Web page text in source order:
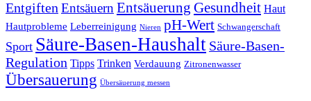
EntgiftenEntsäuernEntsäuerung Gesundheit Haut
Hautprobleme Leberreinigung Nieren pH-Wert Schwangerschaft
Sport Säure-Basen-Haushalt Säure-Basen-
Regulation Tipps Trinken Verdauung Zitronenwasser
Übersauerung Übersäuerung messen